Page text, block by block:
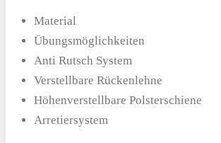
Material
Übungsmöglichkeiten
Anti Rutsch System
Verstellbare Rückenlehne
Höhenverstellbare Polsterschiene
Arretiersystem